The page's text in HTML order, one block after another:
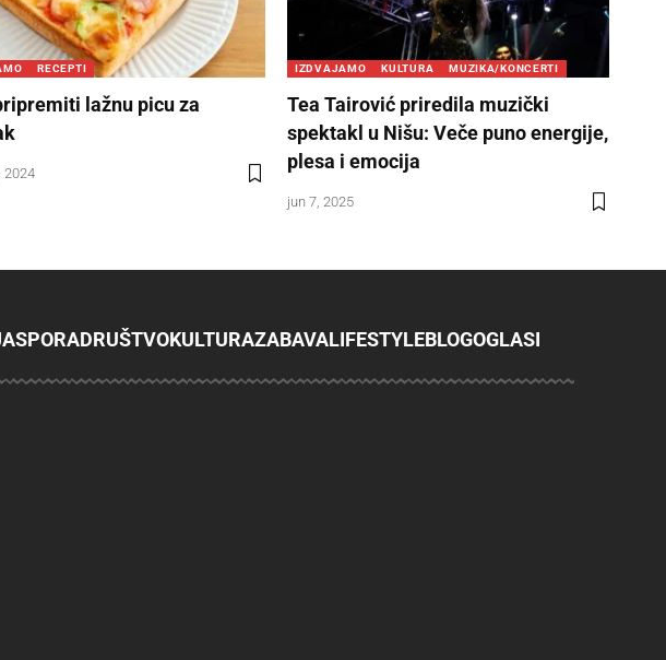
RECEPTI
lažnu picu za
2024
IZDVAJAMO KULTURA MUZIKA/KONCERTI
Tea Tairović priredila muzički
spektakl u Nišu: Veče puno energije,
plesa i emocija
jun 7, 2025
DRUŠTVOKULTURAZABAVALIFESTYLEBLOGOGLASI